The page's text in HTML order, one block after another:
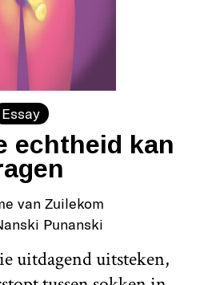
Essay
echtheid kan
van Zuilekom
Punanski
uitdagend uitsteken,